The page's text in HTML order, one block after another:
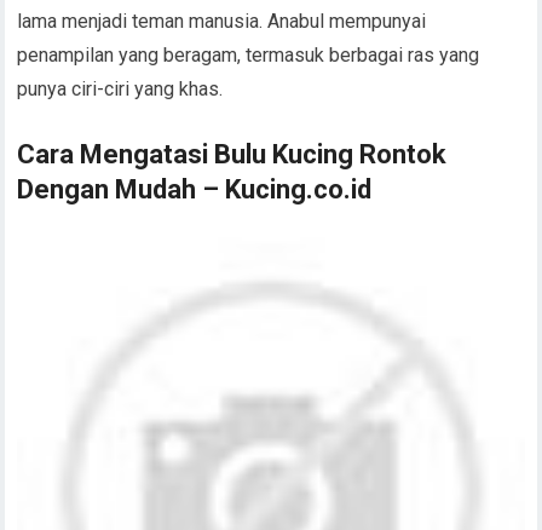
lama menjadi teman manusia. Anabul mempunyai
penampilan yang beragam, termasuk berbagai ras yang
punya ciri-ciri yang khas.
Cara Mengatasi Bulu Kucing Rontok
Dengan Mudah – Kucing.co.id